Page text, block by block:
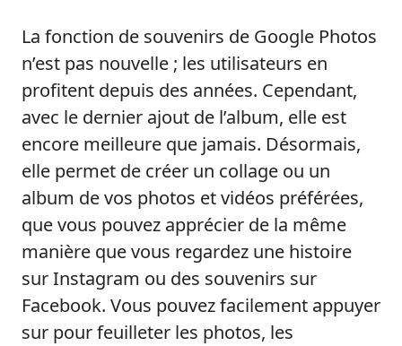
La fonction de souvenirs de Google Photos
n’est pas nouvelle ; les utilisateurs en
profitent depuis des années. Cependant,
avec le dernier ajout de l’album, elle est
encore meilleure que jamais. Désormais,
elle permet de créer un collage ou un
album de vos photos et vidéos préférées,
que vous pouvez apprécier de la même
manière que vous regardez une histoire
sur Instagram ou des souvenirs sur
Facebook. Vous pouvez facilement appuyer
sur pour feuilleter les photos, les